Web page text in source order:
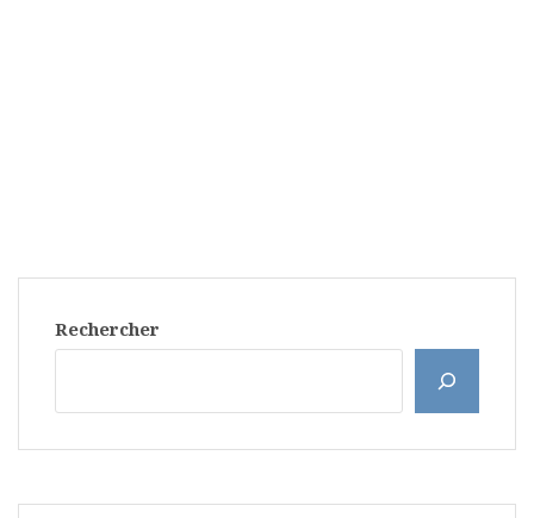
Rechercher